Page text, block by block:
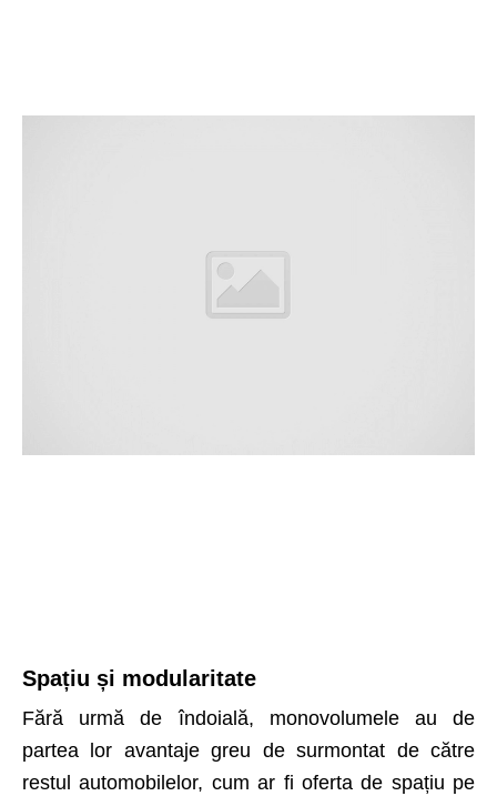
Spațiu și modularitate
Fără urmă de îndoială, monovolumele au de
partea lor avantaje greu de surmontat de către
restul automobilelor, cum ar fi oferta de spațiu pe